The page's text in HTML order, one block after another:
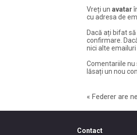
Vreți un avatar
cu adresa de
Dacă ați bifat
confirmare.
nici alte emailuri
Comentariile nu
lăsați un nou
« Federer are
Contact